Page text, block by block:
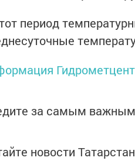
период
за самым
новости